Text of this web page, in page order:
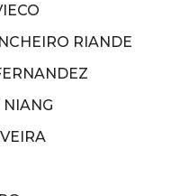
RIANDE